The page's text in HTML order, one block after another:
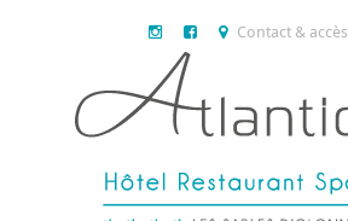
Contact & accès